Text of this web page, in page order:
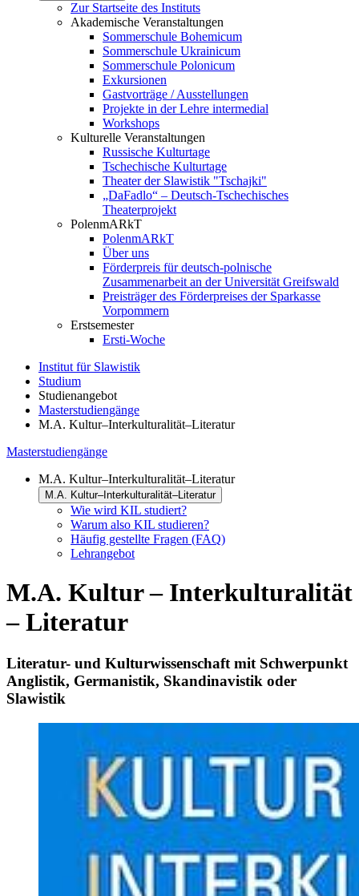
Zur Startseite des Instituts
Akademische Veranstaltungen
Sommerschule Bohemicum
Sommerschule Ukrainicum
Sommerschule Polonicum
Exkursionen
Gastvorträge / Ausstellungen
Projekte in der Lehre intermedial
Workshops
Kulturelle Veranstaltungen
Russische Kulturtage
Tschechische Kulturtage
Theater der Slawistik "Tschajki"
„DaFadlo“ – Deutsch-Tschechisches
Theaterprojekt
PolenmARkT
PolenmARkT
Über uns
Förderpreis für deutsch-polnische
Zusammenarbeit an der Universität Greifswald
Preisträger des Förderpreises der Sparkasse
Vorpommern
Erstsemester
Ersti-Woche
Institut für Slawistik
Studium
Studienangebot
Masterstudiengänge
M.A. Kultur–Interkulturalität–Literatur
Masterstudiengänge
M.A. Kultur–Interkulturalität–Literatur
M.A. Kultur–Interkulturalität–Literatur
Wie wird KIL studiert?
Warum also KIL studieren?
Häufig gestellte Fragen (FAQ)
Lehrangebot
M.A. Kultur – Interkulturalität
– Literatur
Literatur- und Kulturwissenschaft mit Schwerpunkt
Anglistik, Germanistik, Skandinavistik oder
Slawistik